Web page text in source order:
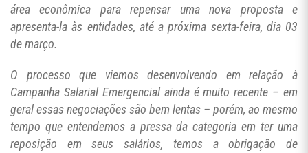
área econômica para repensar uma nova proposta e
apresenta-la às entidades, até a próxima sexta-feira, dia 03
de março.
O processo que viemos desenvolvendo em relação à
Campanha Salarial Emergencial ainda é muito recente – em
geral essas negociações são bem lentas – porém, ao mesmo
tempo que entendemos a pressa da categoria em ter uma
reposição em seus salários, temos a obrigação de